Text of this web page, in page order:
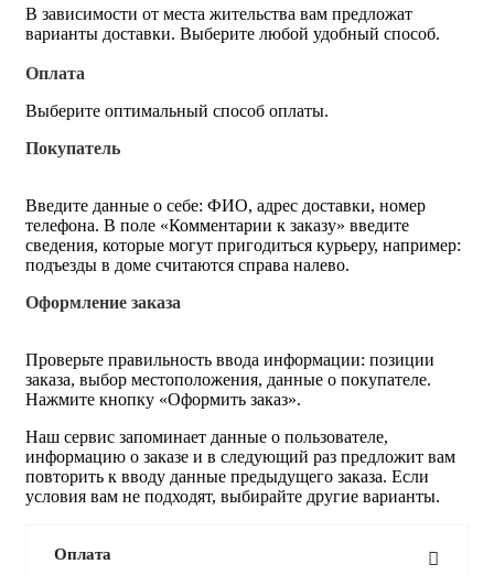
В зависимости от места жительства вам предложат
варианты доставки. Выберите любой удобный способ.
Оплата
Выберите оптимальный способ оплаты.
Покупатель
Введите данные о себе: ФИО, адрес доставки, номер
телефона. В поле «Комментарии к заказу» введите
сведения, которые могут пригодиться курьеру, например:
подъезды в доме считаются справа налево.
Оформление заказа
Проверьте правильность ввода информации: позиции
заказа, выбор местоположения, данные о покупателе.
Нажмите кнопку «Оформить заказ».
Наш сервис запоминает данные о пользователе,
информацию о заказе и в следующий раз предложит вам
повторить к вводу данные предыдущего заказа. Если
условия вам не подходят, выбирайте другие варианты.
Оплата